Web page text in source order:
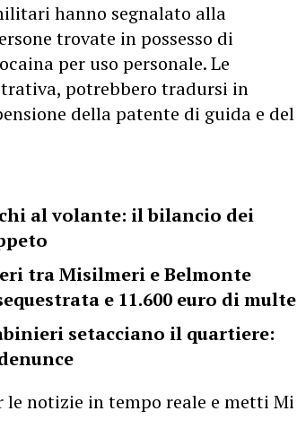
hanno segnalato alla
trovate in possesso di
per uso personale. Le
potrebbero tradursi in
della patente di guida e del
al volante: il bilancio dei
tra Misilmeri e Belmonte
e 11.600 euro di multe
setacciano il quartiere:
le notizie in tempo reale e metti Mi